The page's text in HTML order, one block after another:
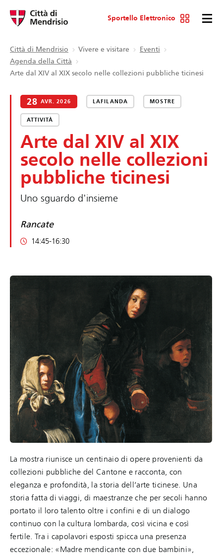
Sportello Elettronico
Città di Mendrisio Vivere e visitare
Eventi
Agenda della Città
Arte dal XIV al XIX secolo nelle collezioni pubbliche ticinesi
28 AVR. 2026 LAFILANDA MOSTRE
ATTIVITÀ
Arte dal XIV al XIX
secolo nelle collezioni
pubbliche ticinesi
Uno sguardo d'insieme
Rancate
14:45-16:30
La mostra riunisce un centinaio di opere provenienti da
collezioni pubbliche del Cantone e racconta, con
eleganza e profondità, la storia dell’arte ticinese. Una
storia fatta di viaggi, di maestranze che per secoli hanno
portato il loro talento oltre i confini e di un dialogo
continuo con la cultura lombarda, così vicina e così
fertile. Tra i capolavori esposti spicca una presenza
eccezionale: «Madre mendicante con due bambini»,